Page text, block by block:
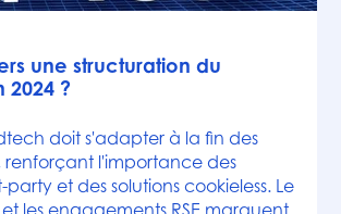
une structuration du
?
doit s'adapter à la fin des
renforçant l'importance des
party et des solutions cookieless. Le